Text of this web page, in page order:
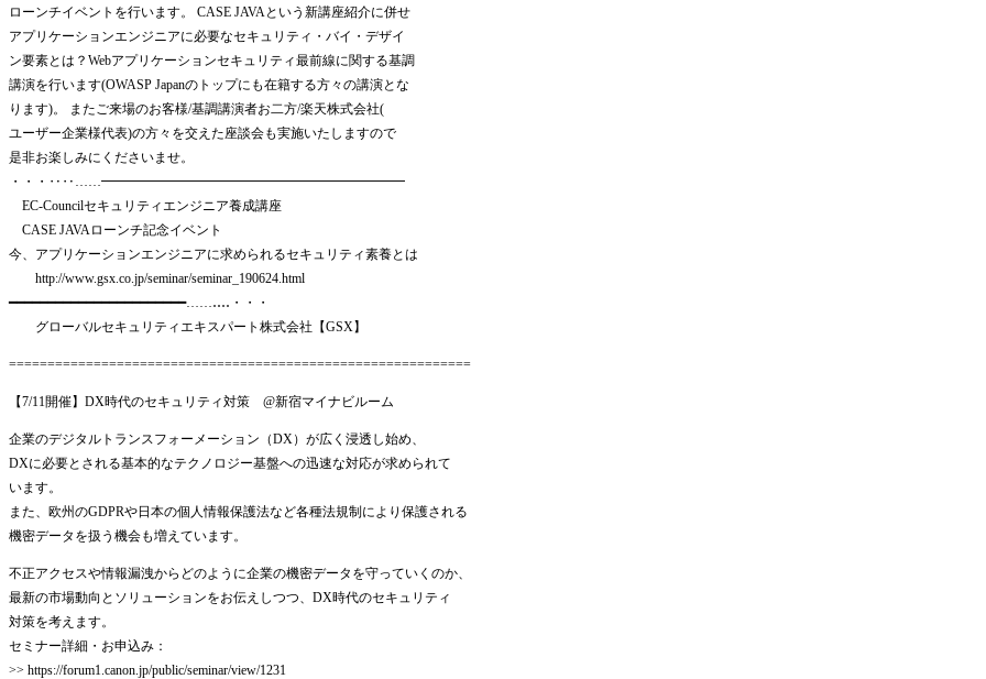
ローンチイベントを行います。 CASE JAVAという新講座紹介に併せ
アプリケーションエンジニアに必要なセキュリティ・バイ・デザイ
ン要素とは？Webアプリケーションセキュリティ最前線に関する基調
講演を行います(OWASP Japanのトップにも在籍する方々の講演とな
ります)。 またご来場のお客様/基調講演者お二方/楽天株式会社(
ユーザー企業様代表)の方々を交えた座談会も実施いたしますので
是非お楽しみにくださいませ。
・・・‥‥……━━━━━━━━━━━━━━━━━━━━━━━
EC-Councilセキュリティエンジニア養成講座
CASE JAVAローンチ記念イベント
今、アプリケーションエンジニアに求められるセキュリティ素養とは
http://www.gsx.co.jp/seminar/seminar_190624.html
━━━━━━━━━━━━━━━━━━━━━━━……‥‥・・・
グローバルセキュリティエキスパート株式会社【GSX】
============================================================
【7/11開催】DX時代のセキュリティ対策 @新宿マイナビルーム
企業のデジタルトランスフォーメーション（DX）が広く浸透し始め、
DXに必要とされる基本的なテクノロジー基盤への迅速な対応が求められて
います。
また、欧州のGDPRや日本の個人情報保護法など各種法規制により保護される
機密データを扱う機会も増えています。
不正アクセスや情報漏洩からどのように企業の機密データを守っていくのか、
最新の市場動向とソリューションをお伝えしつつ、DX時代のセキュリティ
対策を考えます。
セミナー詳細・お申込み：
>> https://forum1.canon.jp/public/seminar/view/1231